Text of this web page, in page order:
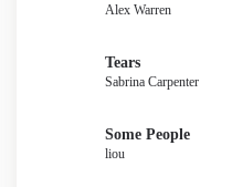
Alex Warren
Tears
Sabrina Carpenter
Some People
liou